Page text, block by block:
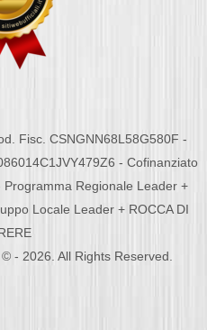
Fisc. CSNGNN68L58G580F -
- Cofinanziato
Regionale Leader +
Locale Leader + ROCCA DI
- 2026. All Rights Reserved.